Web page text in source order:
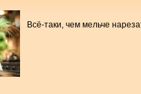
Всё-таки, чем мельче